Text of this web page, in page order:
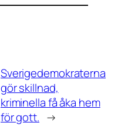
Sverigedemokraterna
gör skillnad,
kriminella få åka hem
för gott. →